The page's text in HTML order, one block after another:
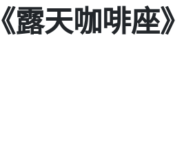
露天咖啡